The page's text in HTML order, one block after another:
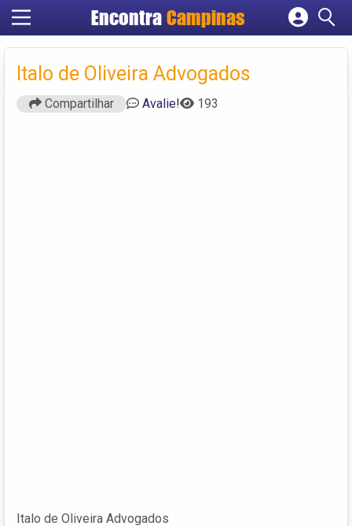
Encontra Campinas
Cadastrar empresa
Criar conta
Italo de Oliveira Advogados
Compartilhar Avalie! 193
Italo de Oliveira Advogados